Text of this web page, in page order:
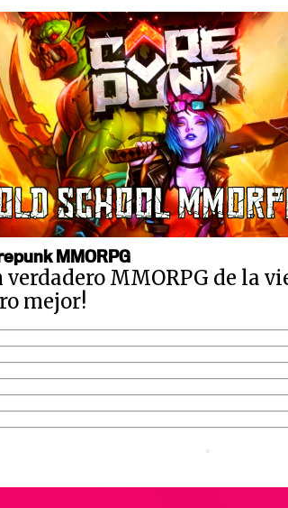
MMORPG
verdadero MMORPG de la
mejor!